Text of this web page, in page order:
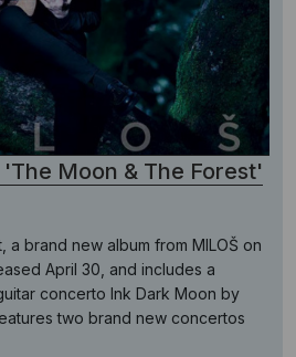
'The Moon & The Forest'
a brand new album from MILOŠ on
April 30, and includes a
concerto Ink Dark Moon by
two brand new concertos